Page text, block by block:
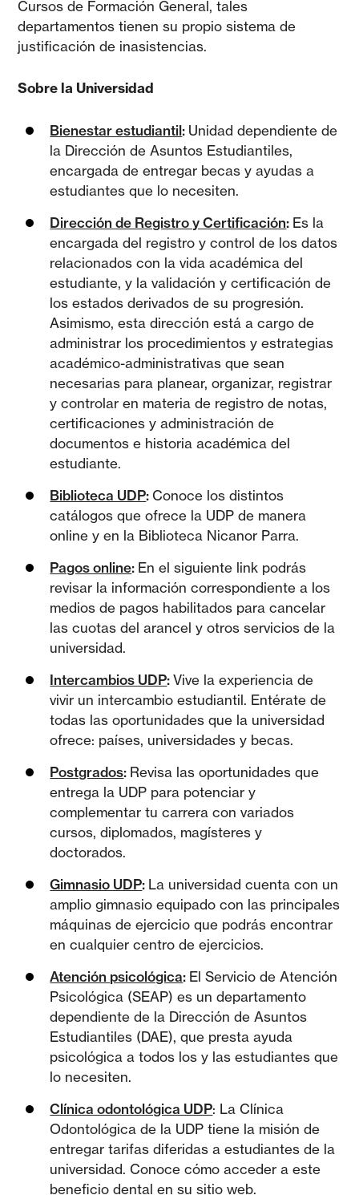
Cursos de Formación General, tales
departamentos tienen su propio sistema de
justificación de inasistencias.
Sobre la Universidad
Bienestar estudiantil: Unidad dependiente de
la Dirección de Asuntos Estudiantiles,
encargada de entregar becas y ayudas a
estudiantes que lo necesiten.
Dirección de Registro y Certificación: Es la
encargada del registro y control de los datos
relacionados con la vida académica del
estudiante, y la validación y certificación de
los estados derivados de su progresión.
Asimismo, esta dirección está a cargo de
administrar los procedimientos y estrategias
académico-administrativas que sean
necesarias para planear, organizar, registrar
y controlar en materia de registro de notas,
certificaciones y administración de
documentos e historia académica del
estudiante.
Biblioteca UDP:Conoce los distintos
catálogos que ofrece la UDP de manera
online y en la Biblioteca Nicanor Parra.
Pagos online: En el siguiente link podrás
revisar la información correspondiente a los
medios de pagos habilitados para cancelar
las cuotas del arancel y otros servicios de la
universidad.
Intercambios UDP:Vive la experiencia de
vivir un intercambio estudiantil. Entérate de
todas las oportunidades que la universidad
ofrece: países, universidades y becas.
Postgrados: Revisa las oportunidades que
entrega la UDP para potenciar y
complementar tu carrera con variados
cursos, diplomados, magísteres y
doctorados.
Gimnasio UDP: La universidad cuenta con un
amplio gimnasio equipado con las principales
máquinas de ejercicio que podrás encontrar
en cualquier centro de ejercicios.
Atención psicológica: El Servicio de Atención
Psicológica (SEAP) es un departamento
dependiente de la Dirección de Asuntos
Estudiantiles (DAE), que presta ayuda
psicológica a todos los y las estudiantes que
lo necesiten.
Clínica odontológica UDP: La Clínica
Odontológica de la UDP tiene la misión de
entregar tarifas diferidas a estudiantes de la
universidad. Conoce cómo acceder a este
beneficio dental en su sitio web.